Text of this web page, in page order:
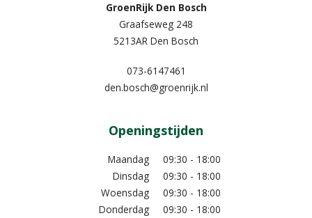
GroenRijk Den Bosch
Graafseweg 248
5213AR Den Bosch
073-6147461
den.bosch@groenrijk.nl
Openingstijden
Maandag
09:30 - 18:00
Dinsdag
09:30 - 18:00
Woensdag
09:30 - 18:00
Donderdag
09:30 - 18:00